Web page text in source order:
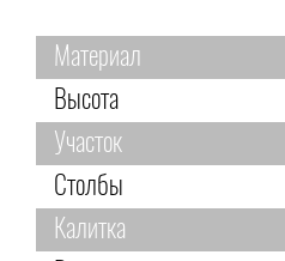
Материал
Высота
Участок
Столбы
Калитка